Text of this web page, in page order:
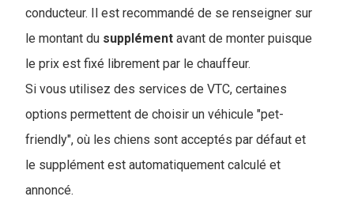
conducteur. Il est recommandé de se renseigner sur
le montant du supplément avant de monter puisque
le prix est fixé librement par le chauffeur.
Si vous utilisez des services de VTC, certaines
options permettent de choisir un véhicule "pet-
friendly", où les chiens sont acceptés par défaut et
le supplément est automatiquement calculé et
annoncé.